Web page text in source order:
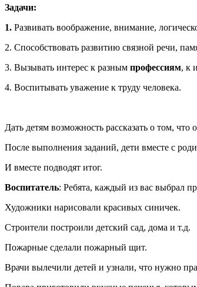
Задачи:
1. Развивать воображение, внимание,
2. Способствовать развитию связной речи,
3. Вызывать интерес к разным профессиям, к
4. Воспитывать уважение к труду человека.
Дать детям возможность рассказать о том,
После выполнения заданий, дети вместе с
И вместе подводят итог.
Воспитатель: Ребята, каждый из вас выбрал
Художники нарисовали красивых синичек.
Строители построили детский сад, дома и т.д.
Пожарные сделали пожарный щит.
Врачи вылечили детей и узнали, что нужно